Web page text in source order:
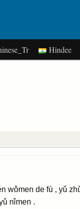
Hindee
wǒmen de fù , yǔ
nǐmen .